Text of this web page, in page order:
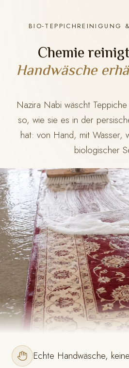
BIO-TEPPICHREINIGUNG
Chemie
Handwäsche
Nazira Nabi wäscht
so, wie sie es in der
hat: von Hand, mit Wasser,
biologischer
Echte Handwäsche,